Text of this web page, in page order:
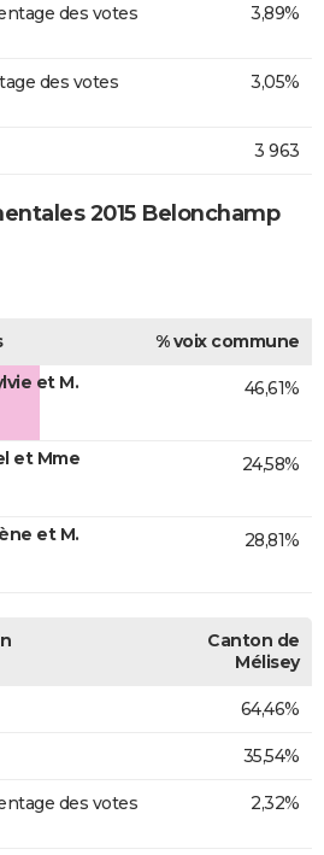
des votes
3,89%
des votes
3,05%
3 963
2015 Belonchamp
% voix commune
et M.
46,61%
et Mme
24,58%
et M.
28,81%
Canton de
Mélisey
64,46%
35,54%
des votes
2,32%